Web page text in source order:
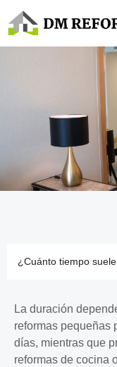
¿Cuánto tiempo
La duración
reformas pequeñas
días, mientras que
reformas de cocina